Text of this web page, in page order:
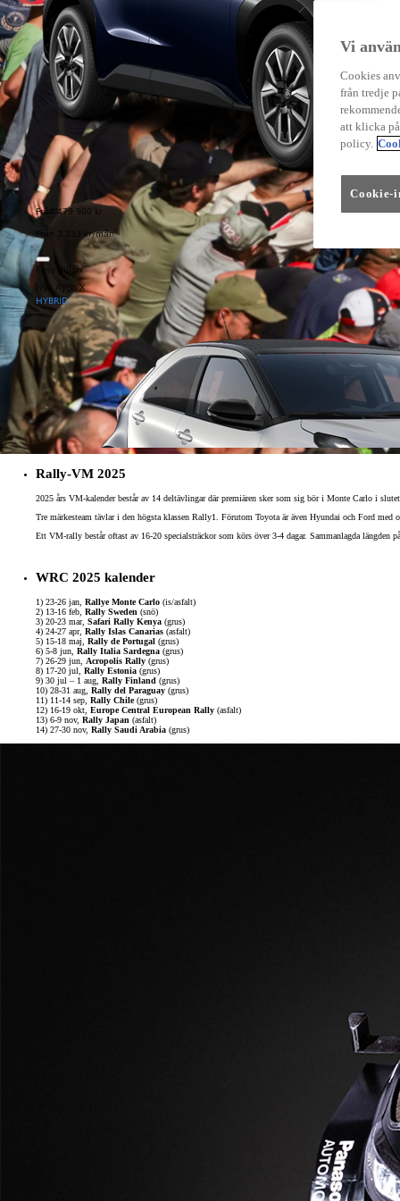
Från 479 900 kr
Från 3 333 kr/mån
Easy Billån
Nya Aygo X
HYBRID
Från 238 900 kr
Från 2 349 kr/mån
Easy Billån
GR Yaris
BENSIN
Rally-VM 2025
2025 års VM-kalender består av 14 deltävlingar där premiären sker som sig bör i Monte Carlo i
Tre märkesteam tävlar i den högsta klassen Rally1. Förutom Toyota är även Hyundai och Ford
Ett VM-rally består oftast av 16-20 specialsträckor som körs över 3-4 dagar. Sammanlagda
WRC 2025 kalender
1) 23-26 jan, Rallye Monte Carlo (is/asfalt)
2) 13-16 feb, Rally Sweden (snö)
3) 20-23 mar, Safari Rally Kenya (grus)
4) 24-27 apr, Rally Islas Canarias (asfalt)
5) 15-18 maj, Rally de Portugal (grus)
6) 5-8 jun, Rally Italia Sardegna (grus)
7) 26-29 jun, Acropolis Rally (grus)
8) 17-20 jul, Rally Estonia (grus)
9) 30 jul – 1 aug, Rally Finland (grus)
10) 28-31 aug, Rally del Paraguay (grus)
11) 11-14 sep, Rally Chile(grus)
12) 16-19 okt, Europe Central European Rally (asfalt)
13) 6-9 nov, Rally Japan (asfalt)
14) 27-30 nov, Rally Saudi Arabia (grus)
Vi
Cookies
från tredje
att klicka
policy.
Cookie-